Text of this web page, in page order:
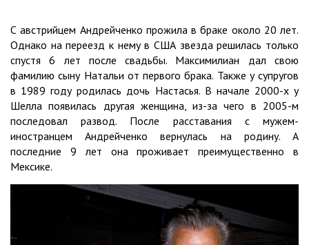
С австрийцем Андрейченко прожила в браке около 20 лет.
Однако на переезд к нему в США звезда решилась только
спустя 6 лет после свадьбы. Максимилиан дал свою
фамилию сыну Натальи от первого брака. Также у супругов
в 1989 году родилась дочь Настасья. В начале 2000-х у
Шелла появилась другая женщина, из-за чего в 2005-м
последовал развод. После расставания с мужем-
иностранцем Андрейченко вернулась на родину. А
последние 9 лет она проживает преимущественно в
Мексике.